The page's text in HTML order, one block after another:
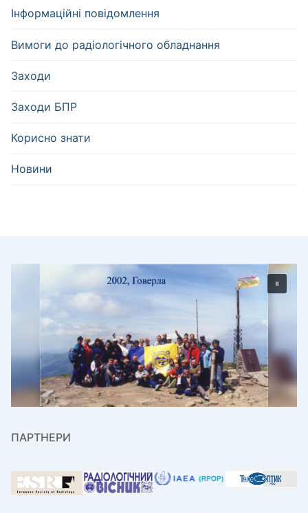
Інформаційні повідомлення
Вимоги до радіологічного обладнання
Заходи
Заходи БПР
Корисно знати
Новини
ПАРТНЕРИ